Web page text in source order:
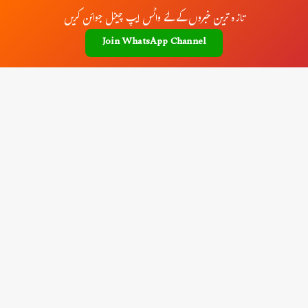
تازہ ترین خبروں کے لئے واٹس ایپ چینل جوائن کریں
Join WhatsApp Channel